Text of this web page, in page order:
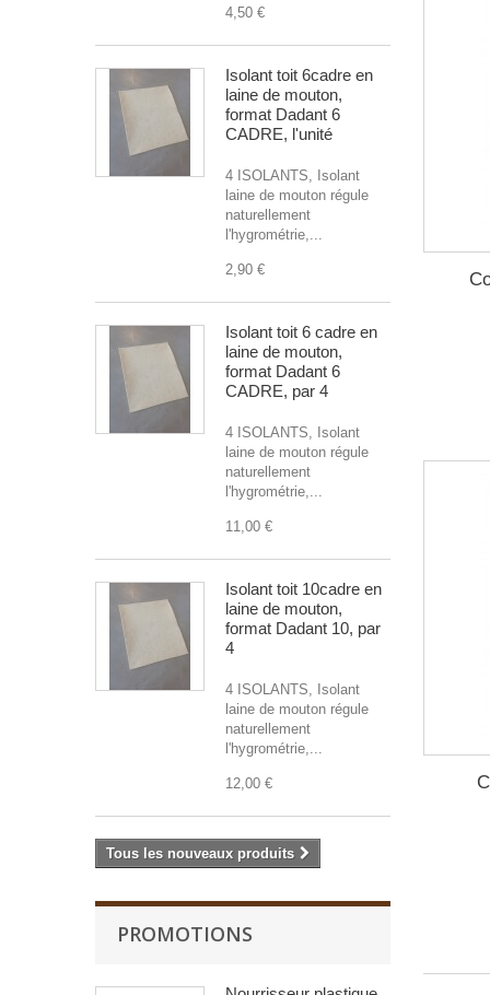
4,50 €
Isolant toit 6cadre en
laine de mouton,
format Dadant 6
CADRE, l'unité
4 ISOLANTS, Isolant
laine de mouton régule
naturellement
l'hygrométrie,...
2,90 €
Isolant toit 6 cadre en
laine de mouton,
format Dadant 6
CADRE, par 4
4 ISOLANTS, Isolant
laine de mouton régule
naturellement
l'hygrométrie,...
11,00 €
Isolant toit 10cadre en
laine de mouton,
format Dadant 10, par
4
4 ISOLANTS, Isolant
laine de mouton régule
naturellement
l'hygrométrie,...
12,00 €
Tous les nouveaux produits
PROMOTIONS